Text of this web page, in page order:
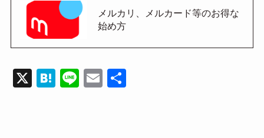
メルカリ、メルカード等のお得な
始め方
X
H
Li
E